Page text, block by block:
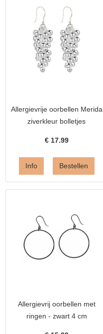
Allergievrije oorbellen Merida
ziverkleur bolletjes
€ 17.99
Allergievrij oorbellen met
ringen - zwart 4 cm